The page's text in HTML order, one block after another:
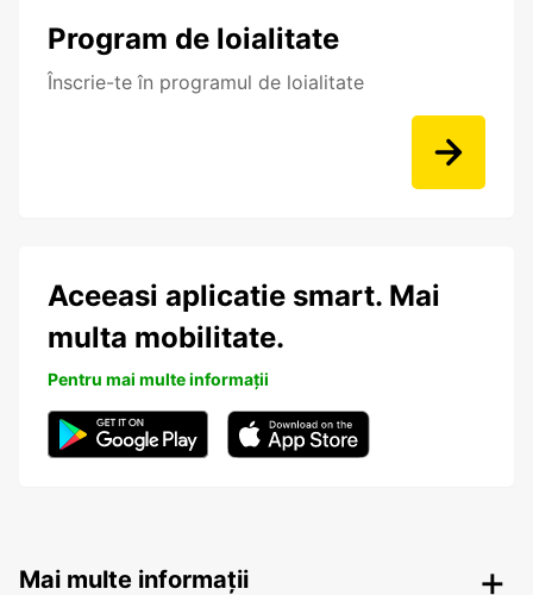
Program de loialitate
Înscrie-te în programul de loialitate
Aceeasi aplicatie smart. Mai
multa mobilitate.
Pentru mai multe informații
Mai multe informații